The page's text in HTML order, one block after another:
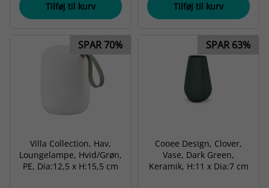
Tilføj til kurv Tilføj til kurv
SPAR 70%
Villa Collection, Hav,
Loungelampe, Hvid/Grøn,
PE, Dia:12,5 x H:15,5 cm
SPAR 63%
Cooee Design, Clover,
Vase, Dark Green,
Keramik, H:11 x Dia:7 cm